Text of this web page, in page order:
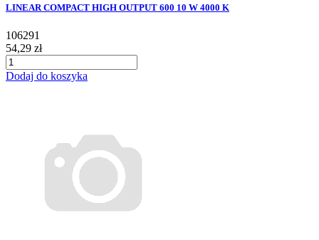
LINEAR COMPACT HIGH OUTPUT 600 10 W 4000 K
106291
54,29 zł
Dodaj do koszyka